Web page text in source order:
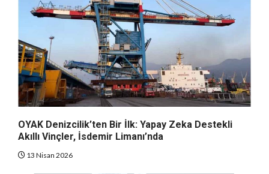
OYAK Denizcilik’ten Bir İlk: Yapay Zeka Destekli
Akıllı Vinçler, İsdemir Limanı’nda
13 Nisan 2026